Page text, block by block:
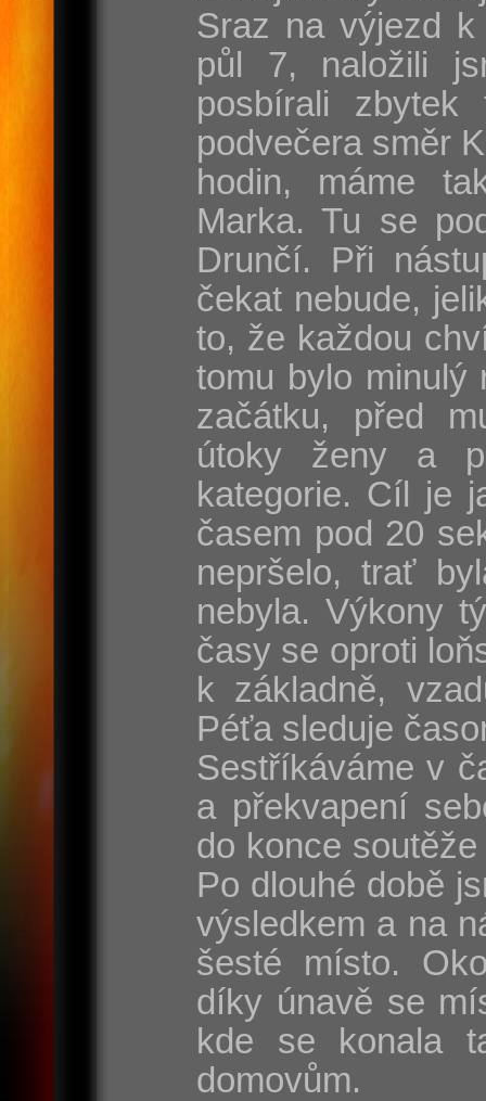
Sraz na výjezd
půl 7, naložili
posbírali
podvečera směr
hodin, máme
Marka. Tu se
Drunčí. Při
čekat nebude,
to, že každou
tomu bylo minulý
začátku, před
útoky ženy a
kategorie. Cíl je
časem pod 20
nepršelo, trať
nebyla. Výkony
časy se oproti
k základně,
Péťa sleduje
Sestříkáváme v
a překvapení
do konce
Po dlouhé době
výsledkem a na
šesté místo.
díky únavě se
kde se konala
domovům.